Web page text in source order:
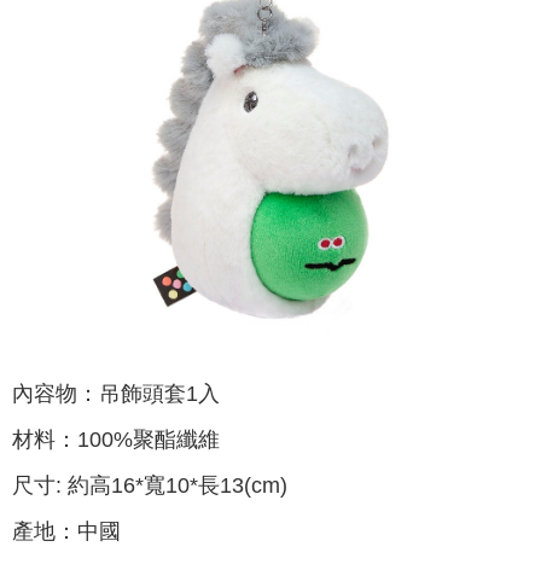
內容物：吊飾頭套1入
材料：100%聚酯纖維
尺寸: 約高16*寬10*長13(cm)
產地：中國